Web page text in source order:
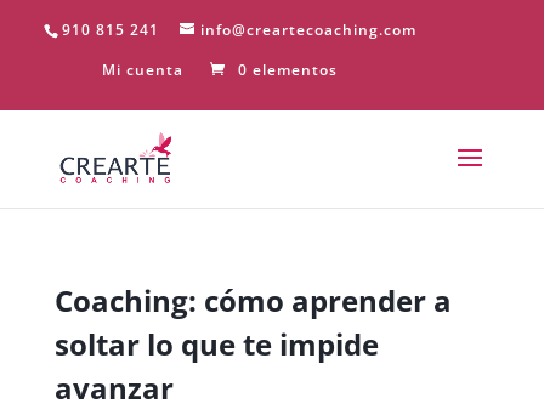
910 815 241
info@creartecoaching.com
Mi cuenta
0 elementos
Coaching: cómo aprender a
soltar lo que te impide
avanzar